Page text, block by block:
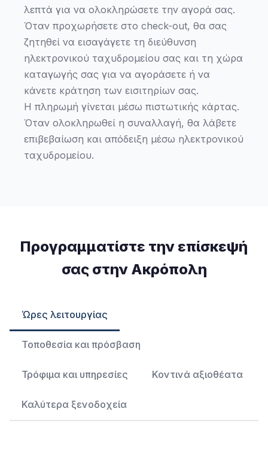
λεπτά για να ολοκληρώσετε την αγορά σας.
Όταν προχωρήσετε στο check-out, θα σας
ζητηθεί να εισαγάγετε τη διεύθυνση
ηλεκτρονικού ταχυδρομείου σας και τη χώρα
καταγωγής σας για να αγοράσετε ή να
κάνετε κράτηση των εισιτηρίων σας.
Η πληρωμή γίνεται μέσω πιστωτικής κάρτας.
Όταν ολοκληρωθεί η συναλλαγή, θα λάβετε
επιβεβαίωση και απόδειξη μέσω ηλεκτρονικού
ταχυδρομείου.
Προγραμματίστε την επίσκεψή
σας στην Ακρόπολη
Ώρες λειτουργίας
Τοποθεσία και πρόσβαση
Τρόφιμα και υπηρεσίες Κοντινά αξιοθέατα
Καλύτερα ξενοδοχεία